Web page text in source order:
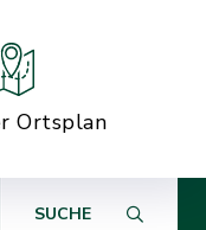
Ortsplan
SUCHE